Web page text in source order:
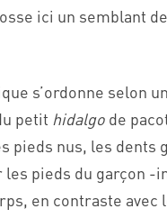
ici un semblant
s’ordonne selon
petit hidalgo de
pieds nus, les dents
pieds du garçon -
en contraste